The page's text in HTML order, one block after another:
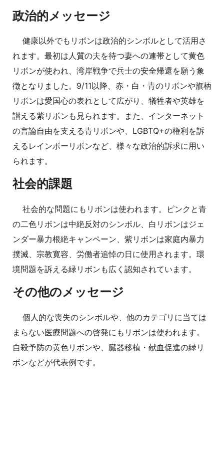
政治的メッセージ
健康以外でもリボンは政治的シンボルとして活用さ
れます。最初は人質の夫を待つ妻への連帯として黄色
リボンが使われ、湾岸戦争で兵士の安全帰還を願う象
徴となりました。9/11以降、赤・白・青のリボンや旗柄
リボンは愛国心の表れとして広がり、犠牲者や英雄を
讃える紫リボンも見られます。また、インターネット
の言論自由を支える青リボンや、LGBTQ+の権利を訴
えるレインボーリボンなど、様々な政治的訴求に用い
られます。
社会的課題
社会的な問題にもリボンは使われます。ピンクと青
の二色リボンは中絶反対のシンボル、白リボンはジェ
ンダー暴力根絶キャンペーン、紫リボンは家庭内暴力
撲滅、宗教寛容、労働者追悼の日に使用されます。環
境問題を訴える緑リボンも広く認知されています。
その他のメッセージ
個人的な喪失のシンボルや、他のカテゴリに当ては
まらない医療問題への啓発にもリボンは使われます。
自殺予防の黄色リボンや、臓器移植・献血促進の緑リ
ボンなどが代表例です。